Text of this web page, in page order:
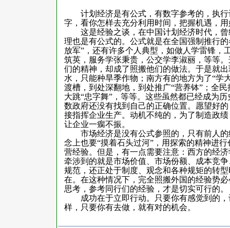
计划经济是有公式，有数字参考的，执
字，看你怎样去充分利用时间，把握机遇，
这是经验之谈，在中国计划经济时代，
理也是有公式的。公式就是在全国强制推行
放军”，还有许多个人典型，如做人学雷锋，
筑英，服务学张秉贵，公交学李淑丽，等等
们的精神，却成了照搬他们的做法。于是就
水，只能种旱季作物；南方有的地方为了“学
渡槽，到处深翻地，到处推广“营养钵”；全
大跳“忠字舞”，等等。这些虽然都已经成为
数政府还没有找到自己的正确位置。愿望好
接指挥企业生产。动机不纯的，为了制造政
让企业一瘸不振。
市场经济是没有公式参照的，只有前人
念上也要“摸着石头过河”，用探索的精神进
营经验。但是，有一点需要注意：西方的经
牵涉到的就是市场价值、市场份额、成本竞
规范，还正处于制度、观念和各种规矩的转
在。在这种情况下，完全照搬外国的经验势
思考，参考同行们的经验，才是切实可行的。
成功在于立即行动。只要你有感觉到的
样，只要你有去做，就有对的机会。